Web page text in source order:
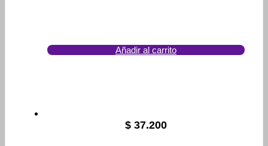
Añadir al carrito
$ 37.200